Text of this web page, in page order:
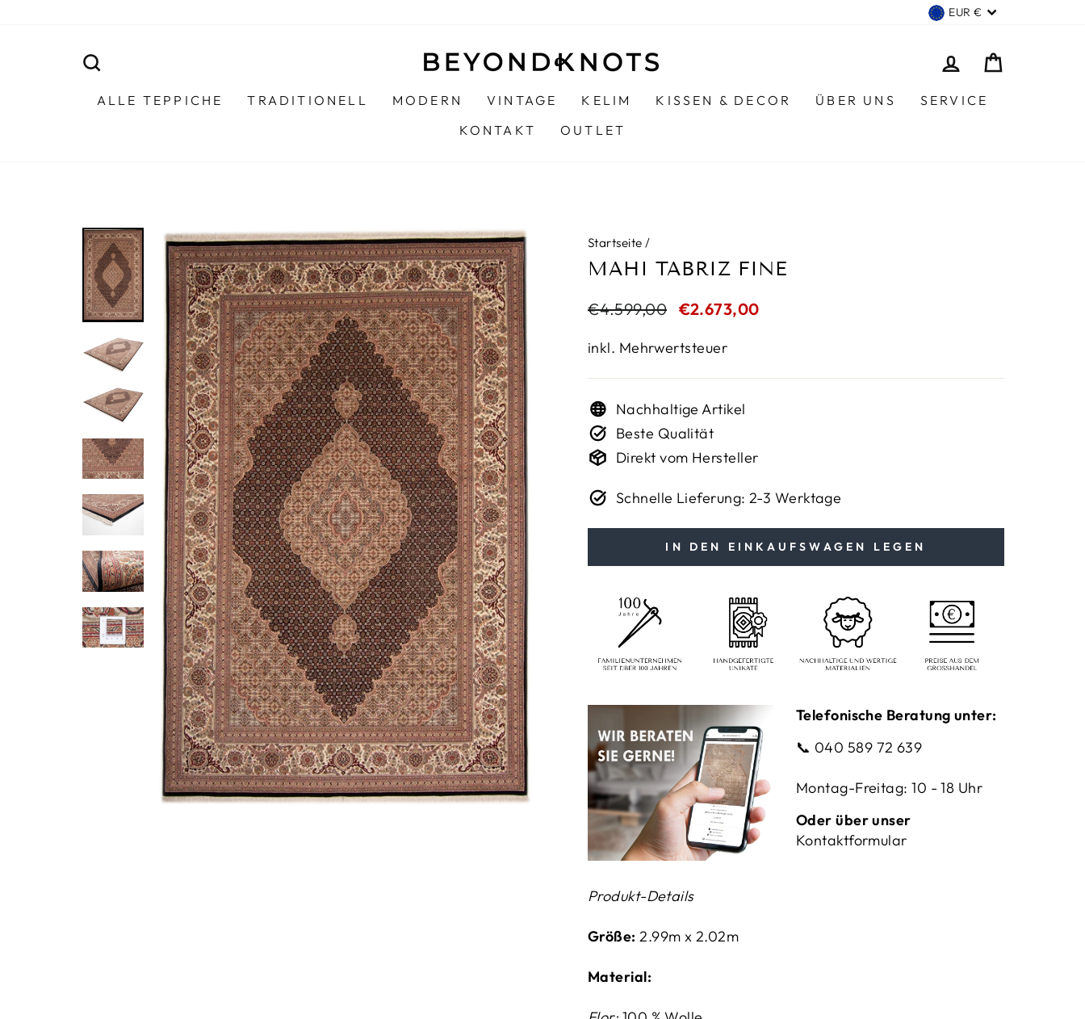
WÄHRUNG
EUR €
EINLOGGEN
ALLE TEPPICHE TRADITIONELL MODERN VINTAGE KELIM KISSEN & DECOR ÜBER UNS
SERVICE
KONTAKT
OUTLET
Startseite /
MAHI TABRIZ FINE
Normaler
€4.599,00 Sonderpreis
€2.673,00
inkl. Mehrwertsteuer
Nachhaltige Artikel
Beste Qualität
Direkt vom Hersteller
Schnelle Lieferung: 2-3 Werktage
IN DEN EINKAUFSWAGEN LEGEN
Telefonische Beratung unter:
📞 040 589 72 639
Montag-Freitag: 10 - 18 Uhr
Oder über unser
Kontaktformular
Produkt-Details
Größe: 2.99m x 2.02m
Material: